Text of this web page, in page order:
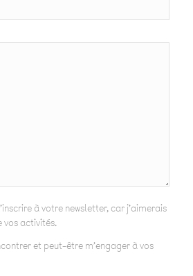
à votre newsletter, car j'aimerais
vos activités.
et peut-être m'engager à vos